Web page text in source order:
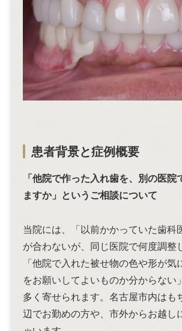
患者背景と症例概要
「他院で作った入れ歯を、別の医院
ますか」というご相談について
当院には、「以前かかっていた歯科
が合わないが、同じ医院で何度調整
「他院で入れた被せ物の色や形が気
をお願いしてよいものか分からない
多く寄せられます。名古屋市内はも
辺でお勤めの方や、市外からお越し